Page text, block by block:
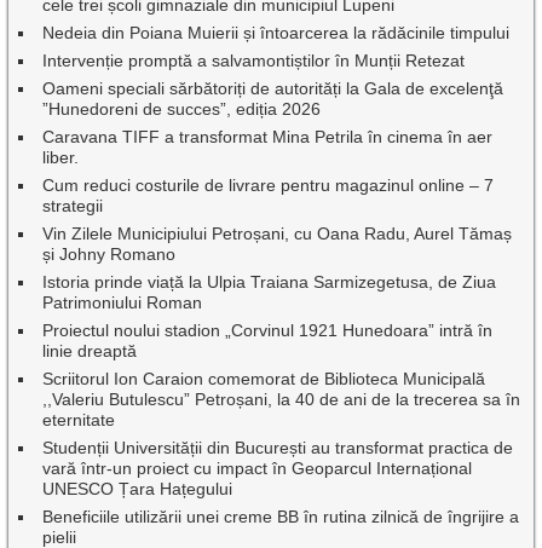
cele trei școli gimnaziale din municipiul Lupeni
Nedeia din Poiana Muierii și întoarcerea la rădăcinile timpului
Intervenție promptă a salvamontiștilor în Munții Retezat
Oameni speciali sărbătoriți de autorități la Gala de excelenţă
”Hunedoreni de succes”, ediția 2026
Caravana TIFF a transformat Mina Petrila în cinema în aer
liber.
Cum reduci costurile de livrare pentru magazinul online – 7
strategii
Vin Zilele Municipiului Petroșani, cu Oana Radu, Aurel Tămaș
și Johny Romano
Istoria prinde viață la Ulpia Traiana Sarmizegetusa, de Ziua
Patrimoniului Roman
Proiectul noului stadion „Corvinul 1921 Hunedoara” intră în
linie dreaptă
Scriitorul Ion Caraion comemorat de Biblioteca Municipală
,,Valeriu Butulescu” Petroșani, la 40 de ani de la trecerea sa în
eternitate
Studenții Universității din București au transformat practica de
vară într-un proiect cu impact în Geoparcul Internațional
UNESCO Țara Hațegului
Beneficiile utilizării unei creme BB în rutina zilnică de îngrijire a
pielii